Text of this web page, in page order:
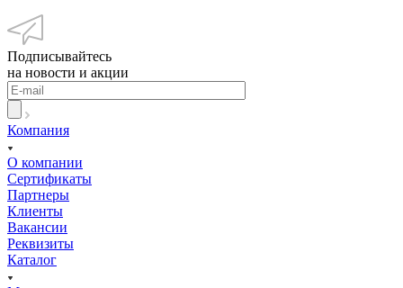
Подписывайтесь
на новости и акции
Компания
О компании
Сертификаты
Партнеры
Клиенты
Вакансии
Реквизиты
Каталог